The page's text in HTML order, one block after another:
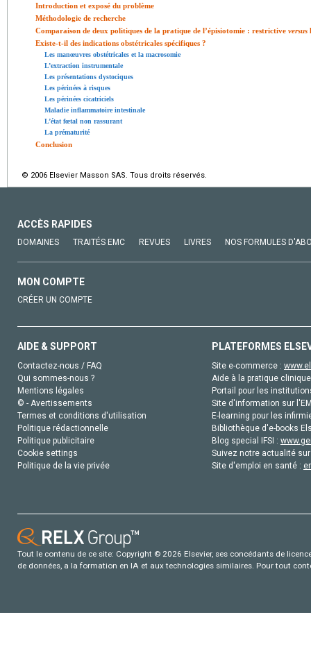
Introduction et exposé du problème
Méthodologie de recherche
Comparaison de deux politiques de la pratique de l’épisiotomie : restrictive versus
Existe-t-il des indications obstétricales spécifiques ?
Les manœuvres obstétricales et la macrosomie
L’extraction instrumentale
Les présentations dystociques
Les périnées à risques
Les périnées cicatriciels
Maladie inflammatoire intestinale
L’état fœtal non rassurant
La prématurité
Conclusion
© 2006 Elsevier Masson SAS. Tous droits réservés.
ACCÈS RAPIDES
DOMAINES TRAITÉS EMC REVUES LIVRES NOS FORMULES
MON COMPTE
CRÉER UN COMPTE
AIDE & SUPPORT
Contactez-nous / FAQ
Qui sommes-nous ?
Mentions légales
© - Avertissements
Termes et conditions d'utilisation
Politique rédactionnelle
Politique publicitaire
Cookie settings
Politique de la vie privée
PLATEFORMES
Site e-commerce :
Aide à la pratique
Portail pour les
Site d'information sur
E-learning pour les
Bibliothèque d'e-books
Blog special IFSI :
Suivez notre actualité
Site d'emploi en santé :
Tout le contenu de ce site: Copyright © 2026 Elsevier, ses concédants de
de données, a la formation en IA et aux technologies similaires. Pour tout